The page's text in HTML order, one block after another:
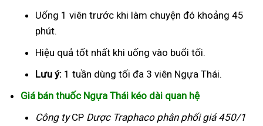
Uống 1 viên trước khi làm chuyện đó khoảng 45
phút.
Hiệu quả tốt nhất khi uống vào buổi tối.
Lưu ý: 1 tuần dùng tối đa 3 viên Ngựa Thái.
Giá bán thuốc Ngựa Thái kéo dài quan hệ
Công tyCP Dược Traphacophân phối giá 450/1